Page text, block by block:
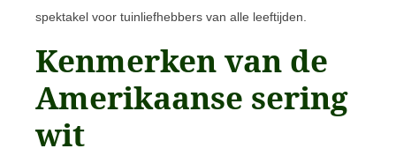
spektakel voor tuinliefhebbers van alle leeftijden.
Kenmerken van de
Amerikaanse sering
wit